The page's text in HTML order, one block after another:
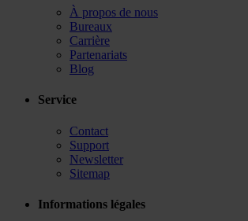
À propos de nous
Bureaux
Carrière
Partenariats
Blog
Service
Contact
Support
Newsletter
Sitemap
Informations légales